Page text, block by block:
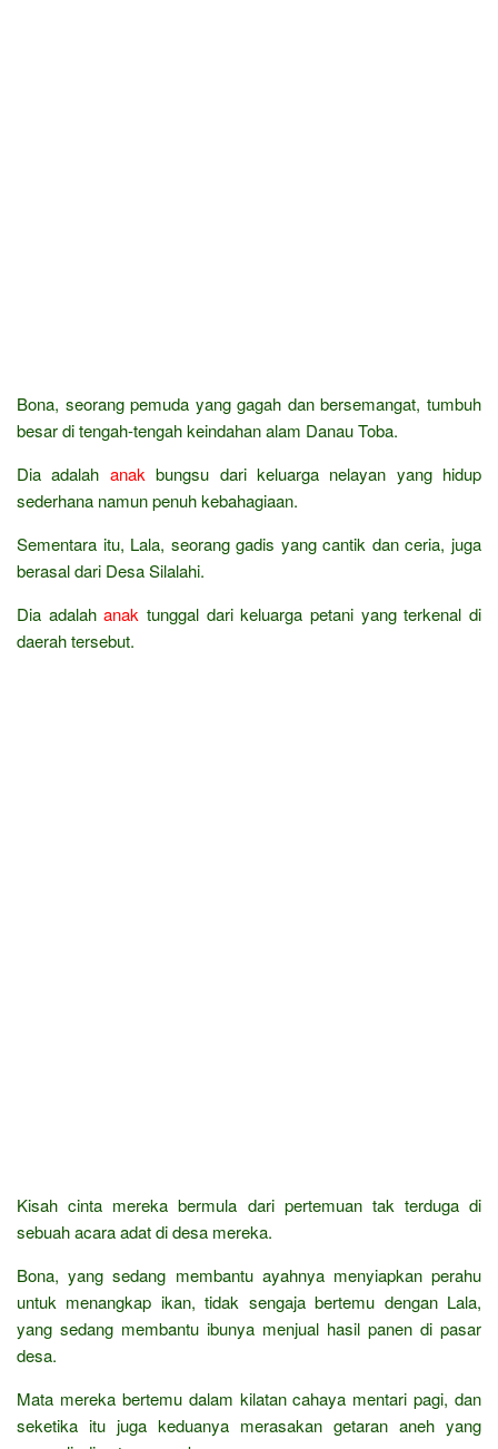
Bona, seorang pemuda yang gagah dan bersemangat, tumbuh
besar di tengah-tengah keindahan alam Danau Toba.
Dia adalah anakbungsu dari keluarga nelayan yang hidup
sederhana namun penuh kebahagiaan.
Sementara itu, Lala, seorang gadis yang cantik dan ceria, juga
berasal dari Desa Silalahi.
Dia adalahanak tunggal dari keluarga petani yang terkenal di
daerah tersebut.
Kisah cinta mereka bermula dari pertemuan tak terduga di
sebuah acara adat di desa mereka.
Bona, yang sedang membantu ayahnya menyiapkan perahu
untuk menangkap ikan, tidak sengaja bertemu dengan Lala,
yang sedang membantu ibunya menjual hasil panen di pasar
desa.
Mata mereka bertemu dalam kilatan cahaya mentari pagi, dan
seketika itu juga keduanya merasakan getaran aneh yang